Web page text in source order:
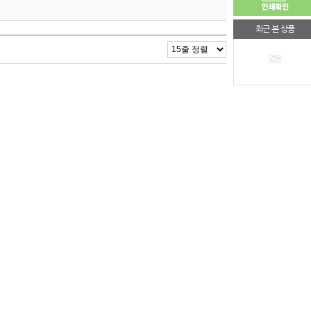
최근 본 상품
없음